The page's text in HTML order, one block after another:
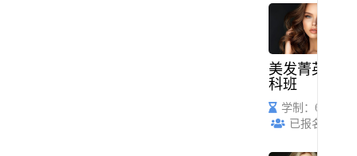
美发菁英全
科班
学制：6个月
已报名：45